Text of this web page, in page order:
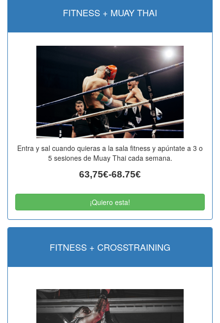
FITNESS + MUAY THAI
Entra y sal cuando quieras a la sala fitness y apúntate a 3 o
5 sesiones de Muay Thai cada semana.
63,75€-68.75€
¡Quiero esta!
FITNESS + CROSSTRAINING